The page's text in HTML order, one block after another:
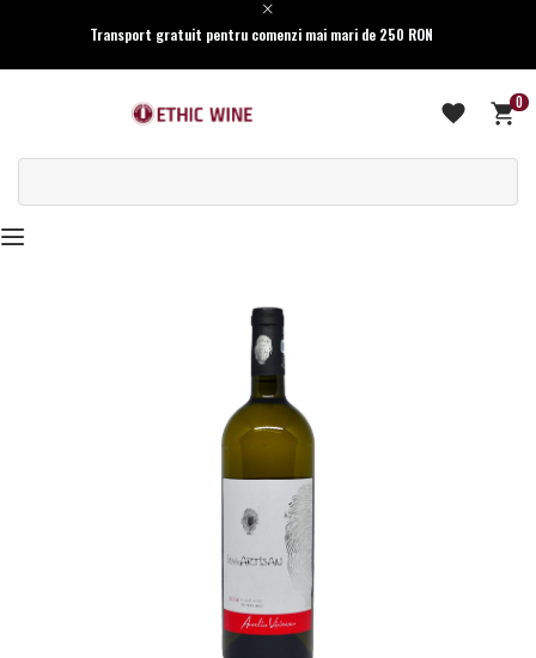
Transport gratuit pentru comenzi mai mari de 250 RON
0